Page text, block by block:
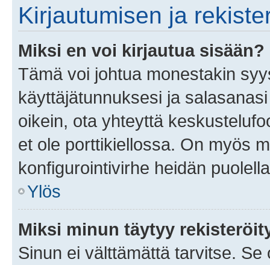
Kirjautumisen ja
Miksi en voi kirjautua sisään?
Tämä voi johtua monestakin
käyttäjätunnuksesi ja
oikein, ota yhteyttä
et ole porttikiellossa. On myös
konfigurointivirhe heidän
Ylös
Miksi minun täytyy
Sinun ei välttämättä tarvitse.